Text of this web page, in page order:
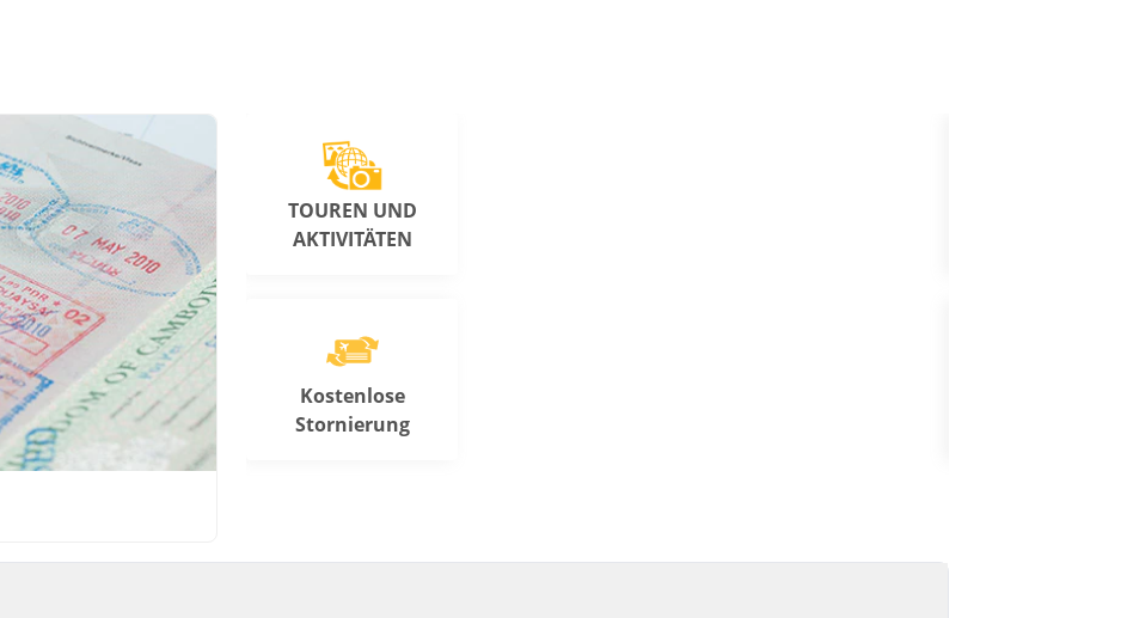
TOUREN UND
AKTIVITÄTEN
Kostenlose
Stornierung